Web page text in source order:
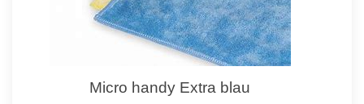
Micro handy Extra blau